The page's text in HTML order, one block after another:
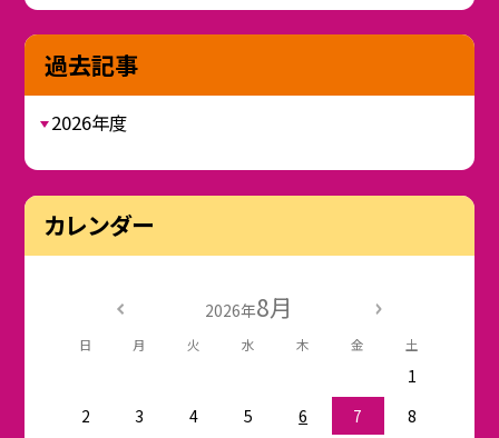
過去記事
2026年度
カレンダー
2026年8月
日 月 火 水 木 金 土
1
2
3 4 5 6 7
8